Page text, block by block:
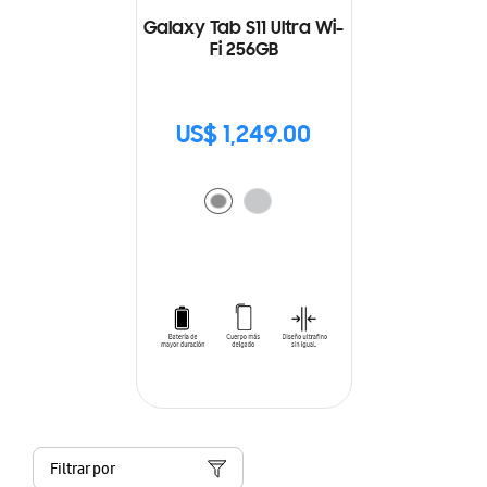
Galaxy Tab S11 Ultra Wi-
Fi 256GB
US$ 1,249.00
Filtrar por